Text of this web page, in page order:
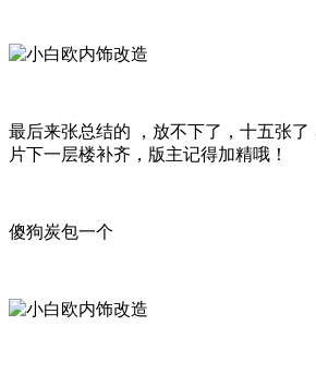
最后来张总结的 ，放不下了，十五张了
片下一层楼补齐，版主记得加精哦！
傻狗炭包一个